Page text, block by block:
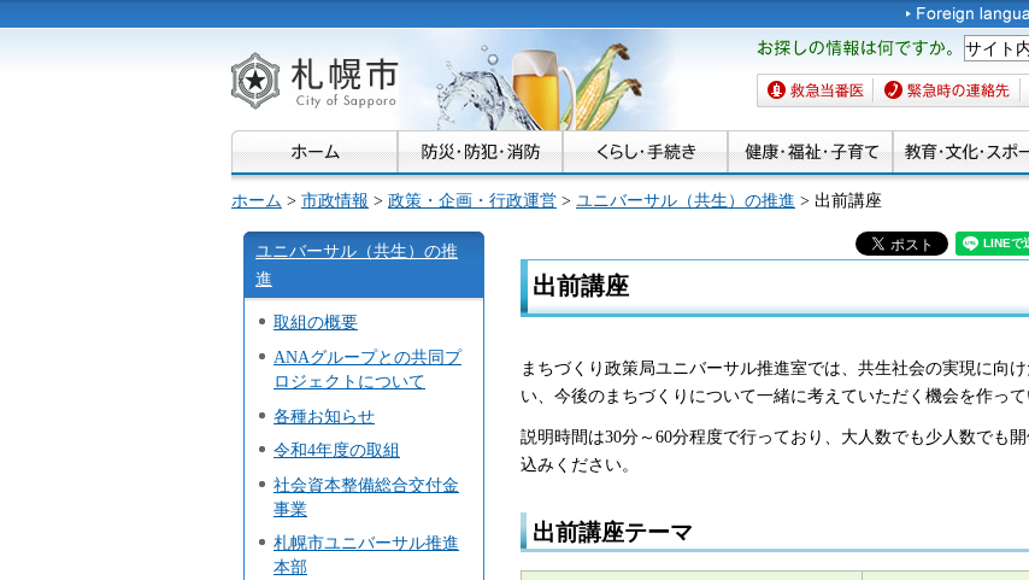
札幌市
お探しの情報は何です
か。
救急当番医 緊急時の連絡先
ホーム > 市政情報 > 政策・企画・行政運営 > ユニバーサル（共生）の推進 > 出前講座
ユニバーサル（共生）の推
進
取組の概要
ANAグループとの共同プ
ロジェクトについて
各種お知らせ
令和4年度の取組
社会資本整備総合交付金
事業
札幌市ユニバーサル推進
本部
出前講座
まちづくり政策局ユニバーサル推進室では、共生社会の実現に向
い、今後のまちづくりについて一緒に考えていただく機会を作っ
説明時間は30分～60分程度で行っており、大人数でも少人数でも
込みください。
出前講座テーマ